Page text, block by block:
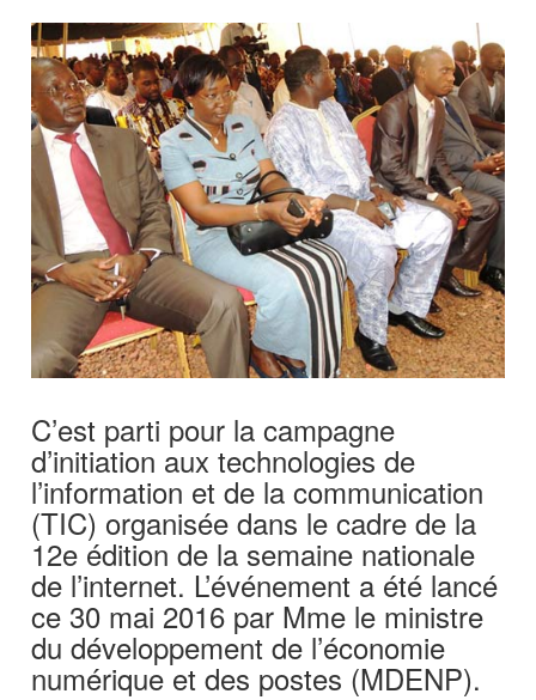
C’est parti pour la campagne
d’initiation aux technologies de
l’information et de la communication
(TIC) organisée dans le cadre de la
12e édition de la semaine nationale
de l’internet. L’événement a été lancé
ce 30 mai 2016 par Mme le ministre
du développement de l’économie
numérique et des postes (MDENP).